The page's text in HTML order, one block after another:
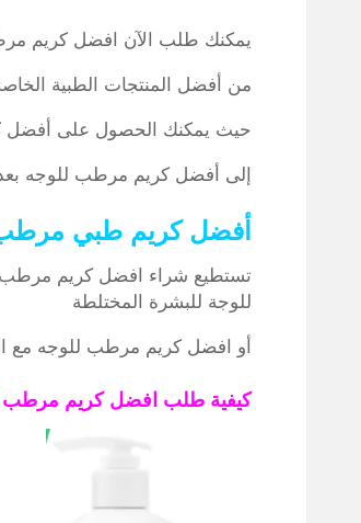
يمكنك طلب الآن افضل كريم
من أفضل المنتجات الطبية
حيث يمكنك الحصول على أفضل
إلى أفضل كريم مرطب للوجه بعد
أفضل كريم طبي مرطب
تستطيع شراء افضل كريم مرطب
للوجة للبشرة المختلطة
أو افضل كريم مرطب للوجه مع
كيفية طلب افضل كريم مرطب